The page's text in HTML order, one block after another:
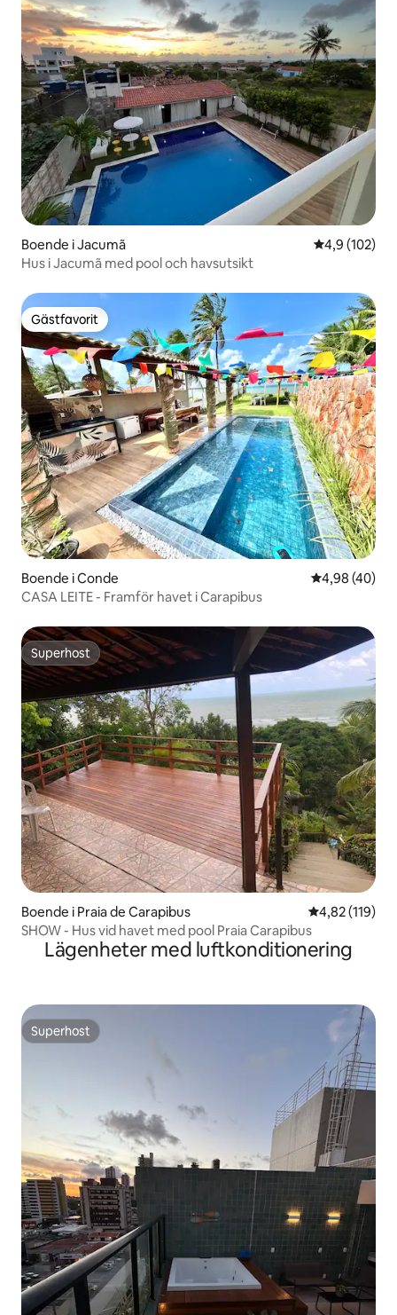
Boende i Jacumã 4,9 av 5 i
4,9 (102)
Hus i Jacumã med pool och havsutsikt
Gästfavorit
Gästfavorit
Boende i Conde 4,98 av 5 i
4,98 (40)
CASA LEITE - Framför havet i Carapibus
Superhost
Superhost
Boende i Praia de Carapibus 4,82 av 5 i
4,82 (119)
SHOW - Hus vid havet med pool Praia Carapibus
Lägenheter med luftkonditionering
Superhost
Superhost